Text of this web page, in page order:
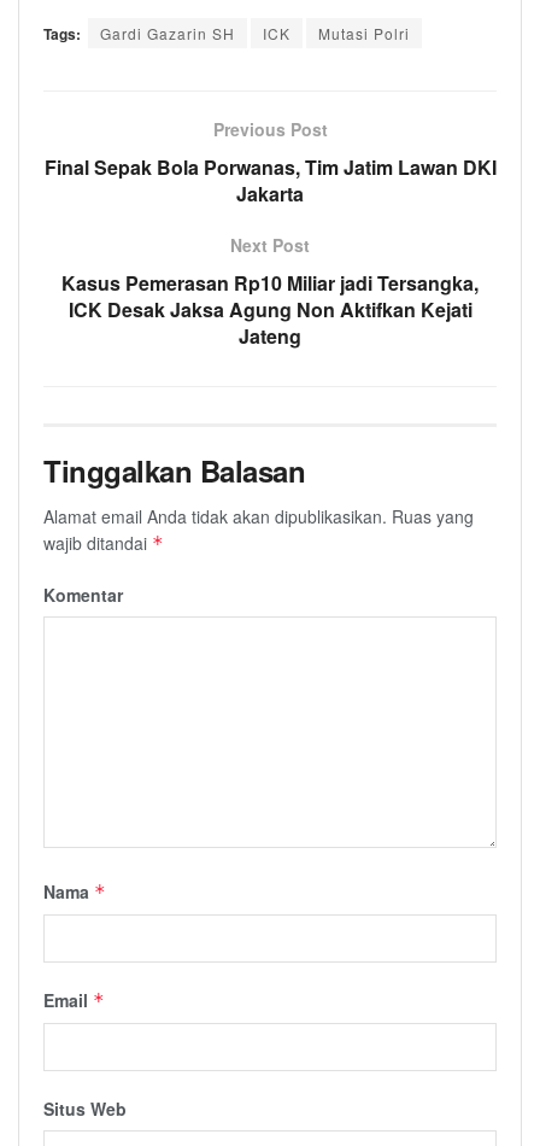
Tags: Gardi Gazarin SH ICK Mutasi Polri
Previous Post
Final Sepak Bola Porwanas, Tim Jatim Lawan DKI
Jakarta
Next Post
Kasus Pemerasan Rp10 Miliar jadi Tersangka,
ICK Desak Jaksa Agung Non Aktifkan Kejati
Jateng
Tinggalkan Balasan
Alamat email Anda tidak akan dipublikasikan. Ruas yang
wajib ditandai *
Komentar
Nama *
Email *
Situs Web